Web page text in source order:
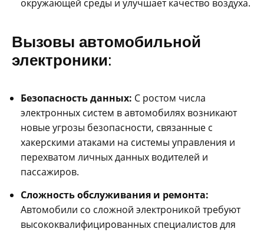
окружающей среды и улучшает качество воздуха.
Вызовы автомобильной
электроники:
Безопасность данных: С ростом числа
электронных систем в автомобилях возникают
новые угрозы безопасности, связанные с
хакерскими атаками на системы управления и
перехватом личных данных водителей и
пассажиров.
Сложность обслуживания и ремонта:
Автомобили со сложной электроникой требуют
высококвалифицированных специалистов для